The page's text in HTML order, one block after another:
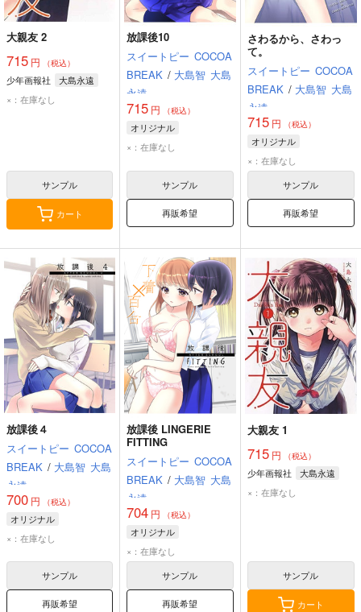
大親友 2
715 円 （税込）
少年画報社
大島永遠
×：在庫なし
サンプル
カート
放課後10
スイートピー COCOA
BREAK / 大島智 大島
永遠
715 円 （税込）
オリジナル
×：在庫なし
サンプル
再販希望
さわるから、さわっ
て。
スイートピー COCOA
BREAK / 大島智 大島
永遠
715円 （税込）
オリジナル
×：在庫なし
サンプル
再販希望
放課後４
スイートピー COCOA
BREAK / 大島智 大島
永遠
700 円 （税込）
オリジナル
×：在庫なし
サンプル
再販希望
放課後 LINGERIE
FITTING
スイートピー COCOA
BREAK / 大島智 大島
永遠
704 円 （税込）
オリジナル
×：在庫なし
サンプル
再販希望
大親友 1
715円 （税込）
少年画報社
大島永遠
×：在庫なし
サンプル
カート